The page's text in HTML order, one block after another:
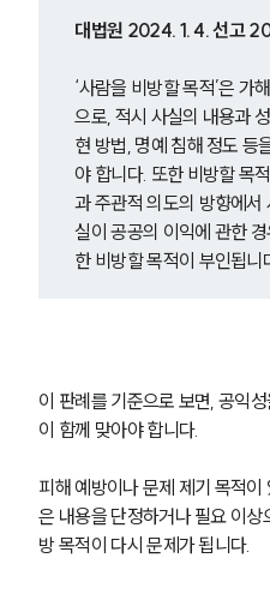
대륜
오
고객
통
AI
업
형사 주요
형사
대법원 2024. 1. 4. 선고
‘사람을 비방할 목적’은 가
으로, 적시 사실의 내용과
현 방법, 명예 침해 정도 등
야 합니다. 또한 비방할 목
과 주관적 의도의 방향에
실이 공공의 이익에 관한
한 비방할 목적이 부인됩니
이 판례를 기준으로 보면, 공익
이 함께 맞아야 합니다.
피해 예방이나 문제 제기 목적
은 내용을 단정하거나 필요 이상
방 목적이 다시 문제가 됩니다.